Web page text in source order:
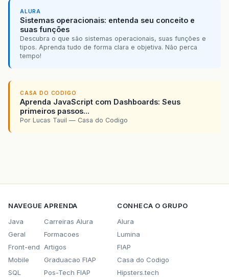
ALURA
Sistemas operacionais: entenda seu conceito e
suas funções
Descubra o que são sistemas operacionais, suas funções e
tipos. Aprenda tudo de forma clara e objetiva. Não perca
tempo!
CASA DO CODIGO
Aprenda JavaScript com Dashboards: Seus
primeiros passos...
Por Lucas Tauil — Casa do Codigo
NAVEGUE
Java
Geral
Front-end
Mobile
SQL
APRENDA
Carreiras Alura
Formacoes
Artigos
Graduacao FIAP
Pos-Tech FIAP
CONHECA O GRUPO
Alura
Lumina
FIAP
Casa do Codigo
Hipsters.tech